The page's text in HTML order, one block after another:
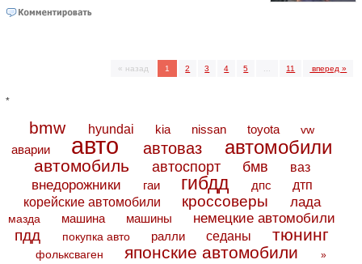
« назад 1 2 3 4 5 11 вперед »
*
bmw hyundai kia nissan toyota vw
аварии авто автоваз автомобили
автомобиль автоспорт бмв ваз
внедорожники гаи гибдд дпс дтп
корейские автомобили кроссоверы лада
мазда машина машины немецкие автомобили
пдд покупка авто ралли седаны тюнинг
фольксваген японские автомобили »